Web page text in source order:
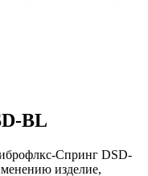
BL
Спринг DSD-
изделие,